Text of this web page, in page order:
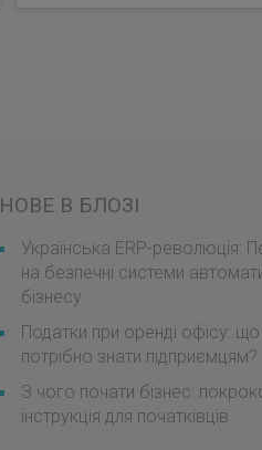
НОВЕ В БЛОЗІ
Українська ERP-революція:
на безпечні системи
бізнесу
Податки при оренді офісу: що
потрібно знати підприємцям?
З чого почати бізнес:
інструкція для початківців